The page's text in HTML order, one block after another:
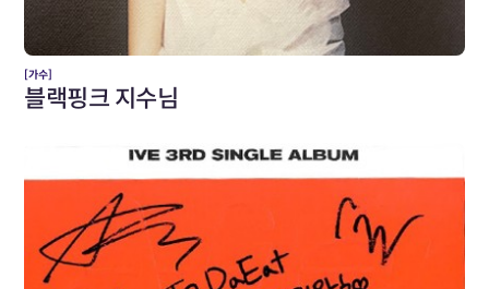
[가수]
블랙핑크 지수님